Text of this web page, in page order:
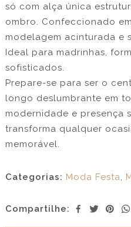
só com alça única
ombro. Confeccionado
modelagem acinturada e
Ideal para madrinhas,
sofisticados.
Prepare-se para ser o
longo deslumbrante em
modernidade e presença
transforma qualquer
memorável.
Categorias: Moda Festa,
Compartilhe: